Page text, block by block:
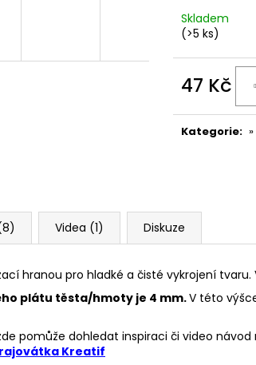
Skladem
(>5 ks)
47 Kč
cena:
Kategorie:
Videa (1) Diskuze
hranou pro hladké a čisté vykrojení tvaru.
plátu těsta/hmoty je 4 mm.V této
pomůže dohledat inspiraci či video
Kreatif